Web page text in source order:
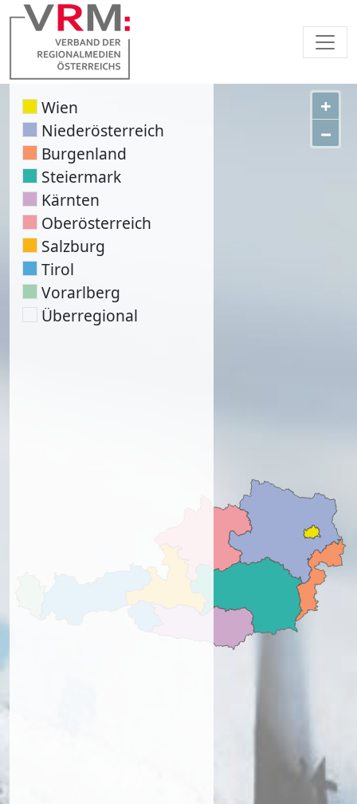
+
−
Wien
Niederösterreich
Burgenland
Steiermark
Kärnten
Oberösterreich
Salzburg
Tirol
Vorarlberg
Überregional